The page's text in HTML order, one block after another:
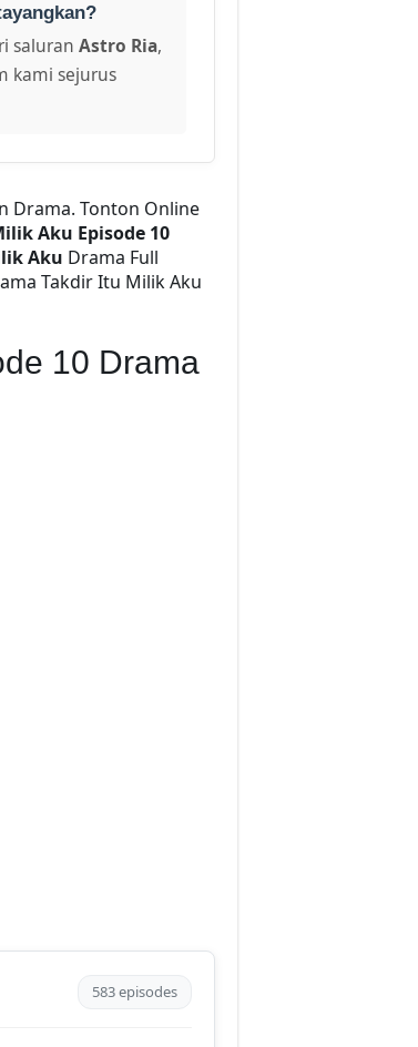
saluran Astro Ria,
kami sejurus
Drama. Tonton Online
Aku Episode 10
Aku Drama Full
Takdir Itu Milik Aku
10 Drama
583 episodes